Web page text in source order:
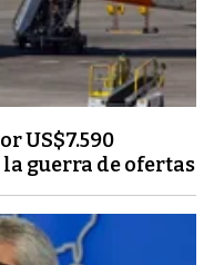
US$7.590
guerra de ofertas